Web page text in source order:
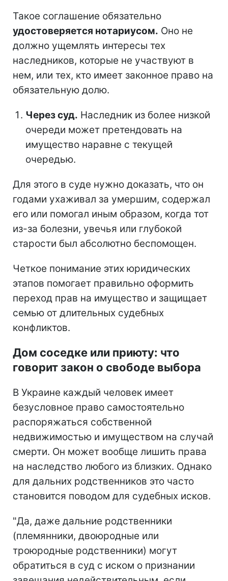
Такое соглашение обязательно
удостоверяется нотариусом. Оно не
должно ущемлять интересы тех
наследников, которые не участвуют в
нем, или тех, кто имеет законное право на
обязательную долю.
Через суд. Наследник из более низкой
очереди может претендовать на
имущество наравне с текущей
очередью.
Для этого в суде нужно доказать, что он
годами ухаживал за умершим, содержал
его или помогал иным образом, когда тот
из-за болезни, увечья или глубокой
старости был абсолютно беспомощен.
Четкое понимание этих юридических
этапов помогает правильно оформить
переход прав на имущество и защищает
семью от длительных судебных
конфликтов.
Дом соседке или приюту: что
говорит закон о свободе выбора
В Украине каждый человек имеет
безусловное право самостоятельно
распоряжаться собственной
недвижимостью и имуществом на случай
смерти. Он может вообще лишить права
на наследство любого из близких. Однако
для дальних родственников это часто
становится поводом для судебных исков.
"Да, даже дальние родственники
(племянники, двоюродные или
троюродные родственники) могут
обратиться в суд с иском о признании